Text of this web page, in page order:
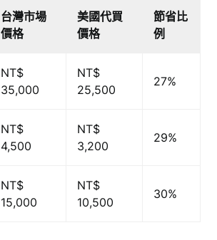
台灣市場
價格
美國代買
價格
節省比
例
NT$
35,000
NT$
25,500
27%
NT$
4,500
NT$
3,200
29%
NT$
15,000
NT$
10,500
30%